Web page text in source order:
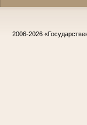
2006-2026